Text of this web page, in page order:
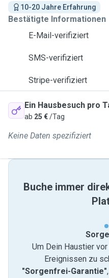
10-20 Jahre Erfahrung
Bestätigte Informationen
E-Mail-verifiziert
SMS-verifiziert
Stripe-verifiziert
Ein Hausbesuch pro
ab 25 €/Tag
Keine Daten spezifiziert
Buche immer
Um Dein Haustier
Ereignissen zu
"Sorgenfrei-Garantie"